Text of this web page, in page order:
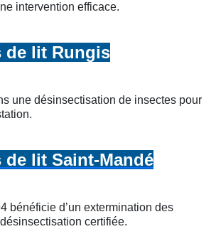
intervention efficace.
de lit Rungis
une désinsectisation de insectes pour
de lit Saint-Mandé
bénéficie d’un extermination des
certifiée.